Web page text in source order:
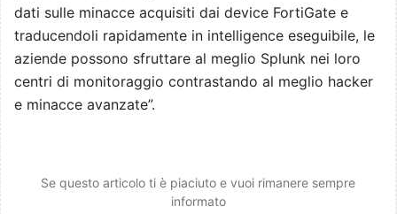
dati sulle minacce acquisiti dai device FortiGate e
traducendoli rapidamente in intelligence eseguibile, le
aziende possono sfruttare al meglio Splunk nei loro
centri di monitoraggio contrastando al meglio hacker
e minacce avanzate”.
Se questo articolo ti è piaciuto e vuoi rimanere sempre
informato